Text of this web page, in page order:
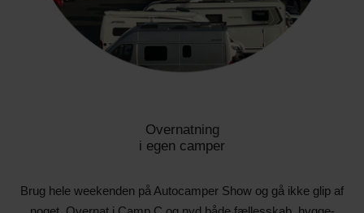
Overnatning
i egen camper
Brug hele weekenden på Autocamper Show og gå ikke glip af